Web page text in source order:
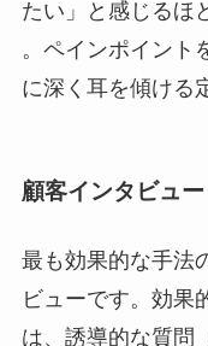
たい」と感じるほ
。ペインポイント
に深く耳を傾ける
顧客インタビュー
最も効果的な手法
ビューです。効果
は、誘導的な質問